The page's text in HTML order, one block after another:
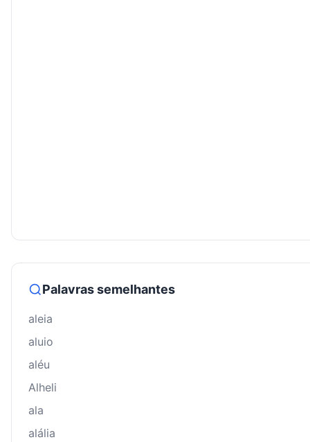
Palavras semelhantes
aleia
aluio
aléu
Alheli
ala
alália